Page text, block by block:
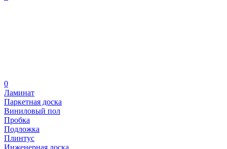
0
Ламинат
Паркетная доска
Виниловый пол
Пробка
Подложка
Плинтус
Инженерная доска